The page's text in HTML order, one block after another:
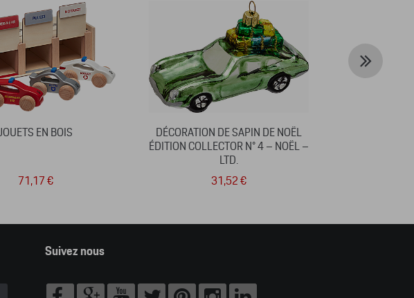
JOUETS EN BOIS
71,17 €
DÉCORATION DE SAPIN DE NOËL
ÉDITION COLLECTOR N° 4 – NOËL –
LTD.
31,52 €
Suivez nous